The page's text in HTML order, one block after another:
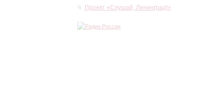
Проект «Слушай, Ленинград!»